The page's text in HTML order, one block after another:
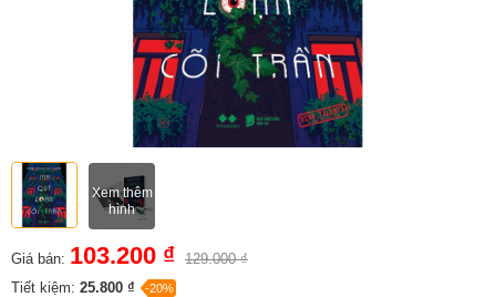
Xem thêm
hình
Giá bán: 103.200 ₫ 129.000 ₫
Tiết kiệm: 25.800 ₫ -20%